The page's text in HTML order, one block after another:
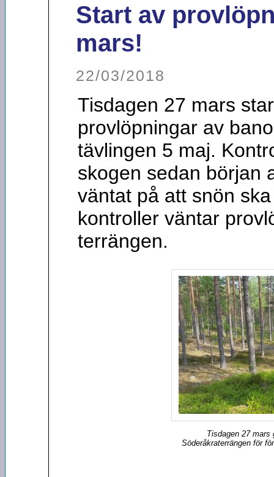
Start av
mars!
22/03/2018
Tisdagen 27 mars
provlöpningar av
tävlingen 5 maj.
skogen sedan början
väntat på att snön
kontroller väntar
terrängen.
Tisdagen 27 mars
Söderåkraterrängen för